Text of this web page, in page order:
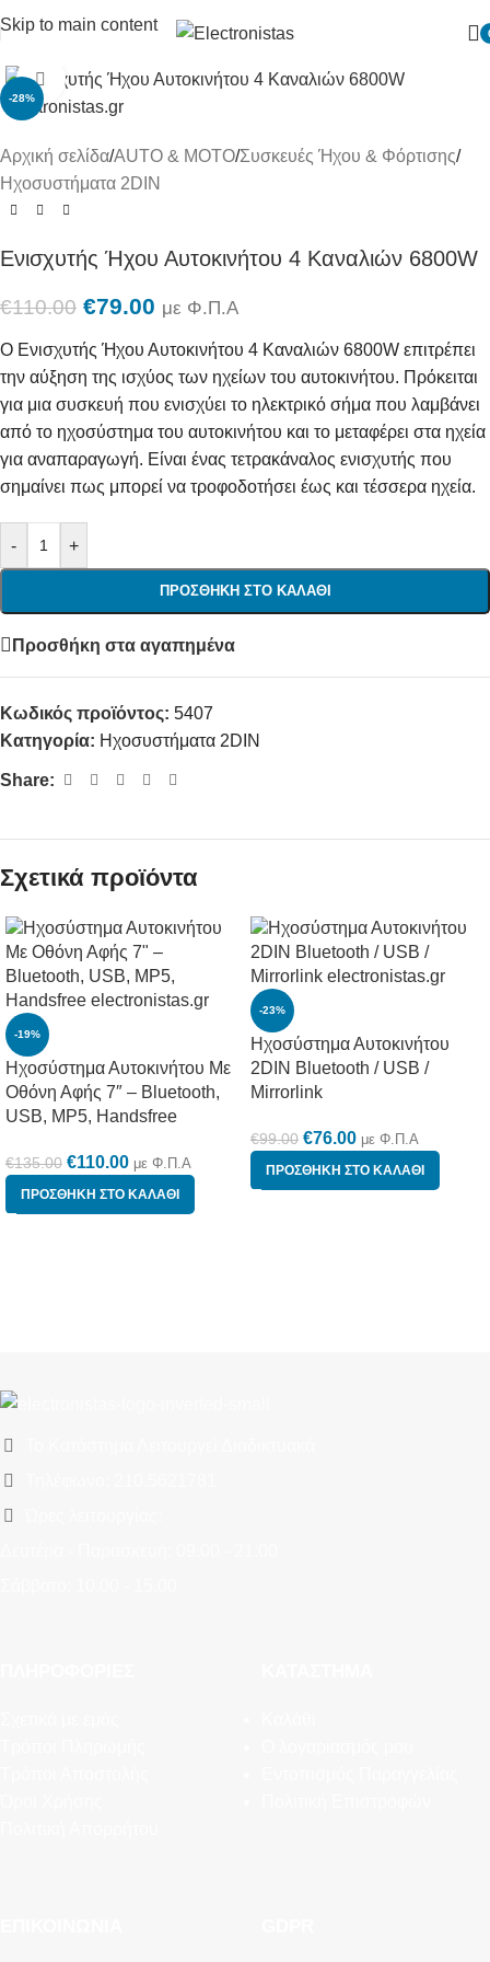
Skip to main content
-28%
Πατήστε για μεγένθυση
Αρχική σελίδα/AUTO & MOTO/Συσκευές Ήχου & Φόρτισης/
Ηχοσυστήματα 2DIN
Ενισχυτής Ήχου Αυτοκινήτου 4 Καναλιών 6800W
€110.00 €79.00 με Φ.Π.Α
O Ενισχυτής Ήχου Αυτοκινήτου 4 Καναλιών 6800W επιτρέπει
την αύξηση της ισχύος των ηχείων του αυτοκινήτου. Πρόκειται
για μια συσκευή που ενισχύει το ηλεκτρικό σήμα που λαμβάνει
από το ηχοσύστημα του αυτοκινήτου και το μεταφέρει στα ηχεία
για αναπαραγωγή. Είναι ένας τετρακάναλος ενισχυτής που
σημαίνει πως μπορεί να τροφοδοτήσει έως και τέσσερα ηχεία.
- +
ΠΡΟΣΘΉΚΗ ΣΤΟ ΚΑΛΆΘΙ
Προσθήκη στα αγαπημένα
Κωδικός προϊόντος: 5407
Κατηγορία: Ηχοσυστήματα 2DIN
Share:
Σχετικά προϊόντα
-19%
Ηχοσύστημα Αυτοκινήτου Με
Οθόνη Αφής 7″ – Bluetooth,
USB, MP5, Handsfree
€135.00 €110.00 με Φ.Π.Α
ΠΡΟΣΘΉΚΗ ΣΤΟ ΚΑΛΆΘΙ
-23%
Ηχοσύστημα Αυτοκινήτου
2DIN Bluetooth / USB /
Mirrorlink
€99.00 €76.00 με Φ.Π.Α
ΠΡΟΣΘΉΚΗ ΣΤΟ ΚΑΛΆΘΙ